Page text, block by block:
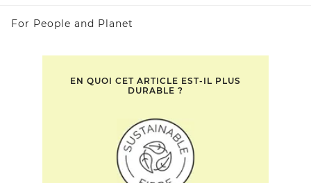
For People and Planet
EN QUOI CET ARTICLE EST-IL PLUS
DURABLE ?